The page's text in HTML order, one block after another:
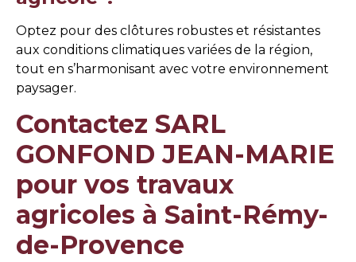
Optez pour des clôtures robustes et résistantes
aux conditions climatiques variées de la région,
tout en s’harmonisant avec votre environnement
paysager.
Contactez SARL
GONFOND JEAN-MARIE
pour vos travaux
agricoles à Saint-Rémy-
de-Provence